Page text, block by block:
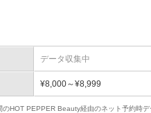
データ収集中
¥8,000～¥8,999
HOT PEPPER Beauty経由のネット予約時デ